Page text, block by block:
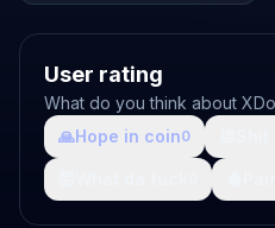
User rating
What do you think about
🙏Hope in coin0